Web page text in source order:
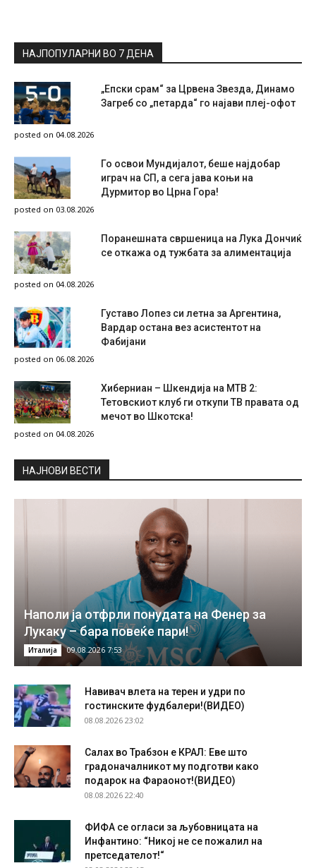
НАЈПОПУЛАРНИ ВО 7 ДЕНА
„Епски срам“ за Црвена Звезда, Динамо
Загреб со „петарда“ го најави плеј-офот
posted on 04.08.2026
Го освои Мундијалот, беше најдобар
играч на СП, а сега јава коњи на
Дурмитор во Црна Гора!
posted on 03.08.2026
Поранешната свршеница на Лука Дончиќ
се откажа од тужбата за алиментација
posted on 04.08.2026
Густаво Лопез си летна за Аргентина,
Вардар остана вез асистентот на
Фабијани
posted on 06.08.2026
Хиберниан – Шкендија на МТВ 2:
Тетовскиот клуб ги откупи ТВ правата од
мечот во Шкотска!
posted on 04.08.2026
НAЈНОВИ ВЕСТИ
Наполи ја отфрли понудата на Фенер за
Лукаку – бара повеќе пари!
Италија 09.08.2026 7:53
Навивач влета на терен и удри по
гостинските фудбалери!(ВИДЕО)
08.08.2026 23:02
Салах во Трабзон е КРАЛ: Еве што
градоначалникот му подготви како
подарок на Фараонот!(ВИДЕО)
08.08.2026 22:40
ФИФА се огласи за љубовницата на
Инфантино: “Никој не се пожалил на
претседателот!“